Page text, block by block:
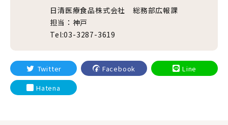
日清医療食品株式会社 総務部広報課
担当：神戸
Tel:03-3287-3619
Twitter Facebook
Line
Hatena